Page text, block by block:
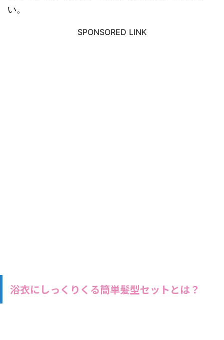
い。
SPONSORED LINK
浴衣にしっくりくる簡単髪型セットとは？